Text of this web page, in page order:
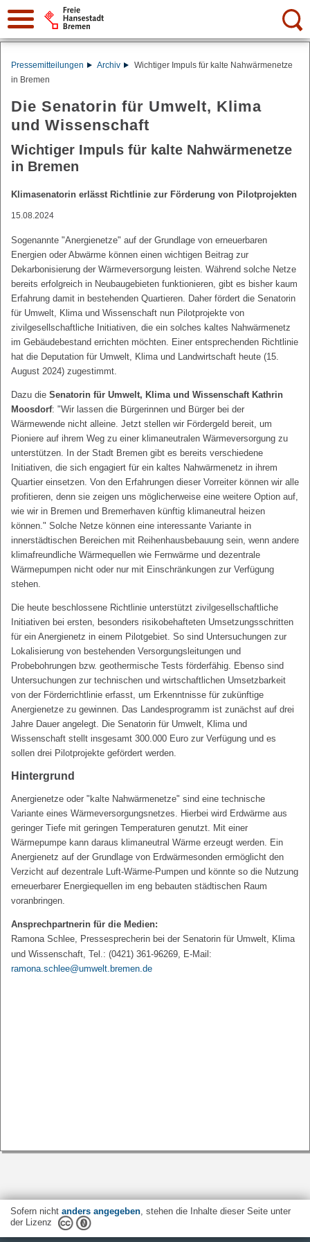
Suche:
Pressemitteilungen Archiv
Wichtiger Impuls für kalte Nahwärmenetze
in Bremen
Die Senatorin für Umwelt, Klima
und Wissenschaft
Wichtiger Impuls für kalte Nahwärmenetze
in Bremen
Klimasenatorin erlässt Richtlinie zur Förderung von Pilotprojekten
15.08.2024
Sogenannte "Anergienetze" auf der Grundlage von erneuerbaren
Energien oder Abwärme können einen wichtigen Beitrag zur
Dekarbonisierung der Wärmeversorgung leisten. Während solche Netze
bereits erfolgreich in Neubaugebieten funktionieren, gibt es bisher kaum
Erfahrung damit in bestehenden Quartieren. Daher fördert die Senatorin
für Umwelt, Klima und Wissenschaft nun Pilotprojekte von
zivilgesellschaftliche Initiativen, die ein solches kaltes Nahwärmenetz
im Gebäudebestand errichten möchten. Einer entsprechenden Richtlinie
hat die Deputation für Umwelt, Klima und Landwirtschaft heute (15.
August 2024) zugestimmt.
Dazu die Senatorin für Umwelt, Klima und Wissenschaft Kathrin
Moosdorf: "Wir lassen die Bürgerinnen und Bürger bei der
Wärmewende nicht alleine. Jetzt stellen wir Fördergeld bereit, um
Pioniere auf ihrem Weg zu einer klimaneutralen Wärmeversorgung zu
unterstützen. In der Stadt Bremen gibt es bereits verschiedene
Initiativen, die sich engagiert für ein kaltes Nahwärmenetz in ihrem
Quartier einsetzen. Von den Erfahrungen dieser Vorreiter können wir alle
profitieren, denn sie zeigen uns möglicherweise eine weitere Option auf,
wie wir in Bremen und Bremerhaven künftig klimaneutral heizen
können." Solche Netze können eine interessante Variante in
innerstädtischen Bereichen mit Reihenhausbebauung sein, wenn andere
klimafreundliche Wärmequellen wie Fernwärme und dezentrale
Wärmepumpen nicht oder nur mit Einschränkungen zur Verfügung
stehen.
Die heute beschlossene Richtlinie unterstützt zivilgesellschaftliche
Initiativen bei ersten, besonders risikobehafteten Umsetzungsschritten
für ein Anergienetz in einem Pilotgebiet. So sind Untersuchungen zur
Lokalisierung von bestehenden Versorgungsleitungen und
Probebohrungen bzw. geothermische Tests förderfähig. Ebenso sind
Untersuchungen zur technischen und wirtschaftlichen Umsetzbarkeit
von der Förderrichtlinie erfasst, um Erkenntnisse für zukünftige
Anergienetze zu gewinnen. Das Landesprogramm ist zunächst auf drei
Jahre Dauer angelegt. Die Senatorin für Umwelt, Klima und
Wissenschaft stellt insgesamt 300.000 Euro zur Verfügung und es
sollen drei Pilotprojekte gefördert werden.
Hintergrund
Anergienetze oder "kalte Nahwärmenetze" sind eine technische
Variante eines Wärmeversorgungsnetzes. Hierbei wird Erdwärme aus
geringer Tiefe mit geringen Temperaturen genutzt. Mit einer
Wärmepumpe kann daraus klimaneutral Wärme erzeugt werden. Ein
Anergienetz auf der Grundlage von Erdwärmesonden ermöglicht den
Verzicht auf dezentrale Luft-Wärme-Pumpen und könnte so die Nutzung
erneuerbarer Energiequellen im eng bebauten städtischen Raum
voranbringen.
Ansprechpartnerin für die Medien:
Ramona Schlee, Pressesprecherin bei der Senatorin für Umwelt, Klima
und Wissenschaft, Tel.: (0421) 361-96269, E-Mail:
ramona.schlee@umwelt.bremen.de
Sofern nicht anders angegeben, stehen die Inhalte dieser Seite unter
der Lizenz